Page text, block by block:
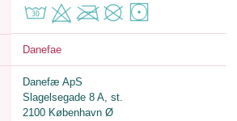
Danefae
Danefæ ApS
Slagelsegade 8 A, st.
2100 København Ø